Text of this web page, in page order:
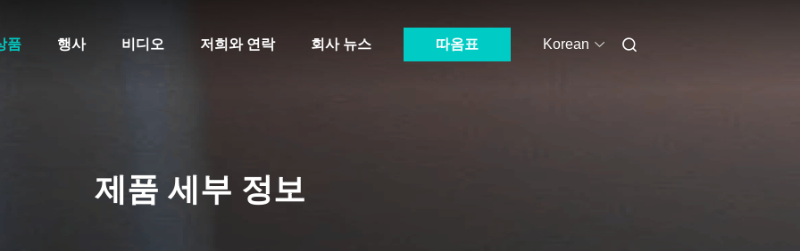
품 행사 비디오 저희와 연락 회사 뉴스 따옴표 Korean
제품 세부 정보